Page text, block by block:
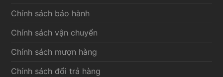
Chính sách bảo hành
Chính sách vận chuyển
Chính sách mượn hàng
Chính sách đổi trả hàng